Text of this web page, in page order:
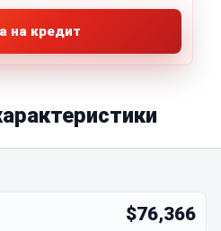
на кредит
$76,366